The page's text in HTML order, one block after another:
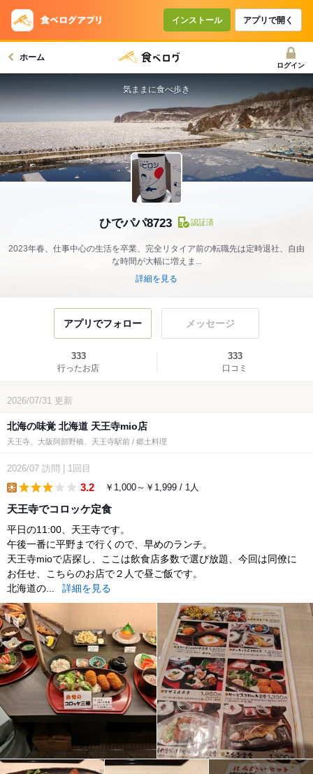
インストール アプリで開く
ホーム
ログイン
ひでパパ8723 認証済
2023年春、仕事中心の生活を卒業、完全リタイア前の転職先は定時退社、自由
な時間が大幅に増えま...
詳細を見る
気ままに食べ歩き
アプリでフォロー メッセージ
333
行ったお店
333
口コミ
2026/07/31 更新
北海の味覚 北海道 天王寺mio店
天王寺、大阪阿部野橋、天王寺駅前 / 郷土料理
2026/07 訪問 1回目
3.2 ￥1,000～￥1,999 / 1人
天王寺でコロッケ定食
平日の11:00、天王寺です。
午後一番に平野まで行くので、早めのランチ。
天王寺mioで店探し、ここは飲食店多数で選び放題、今回は同僚に
お任せ、こちらのお店で２人で昼ご飯です。
北海道の...
詳細を見る